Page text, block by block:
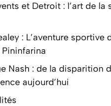
et Detroit : l’art de la
: L’aventure sportive
Nash : de la disparition
aujourd’hui